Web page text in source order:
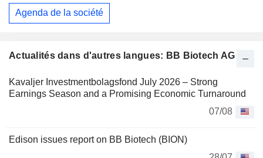
Actualités dans d'autres langues: BB Biotech AG
Kavaljer Investmentbolagsfond July 2026 – Strong
Earnings Season and a Promising Economic Turnaround
07/08
Edison issues report on BB Biotech (BION)
Agenda de la société